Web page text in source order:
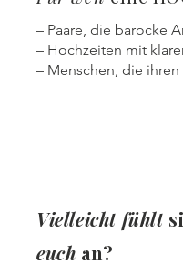
– Paare, die barocke
– Hochzeiten mit
– Menschen, die
Vielleicht fühlt
euch an?